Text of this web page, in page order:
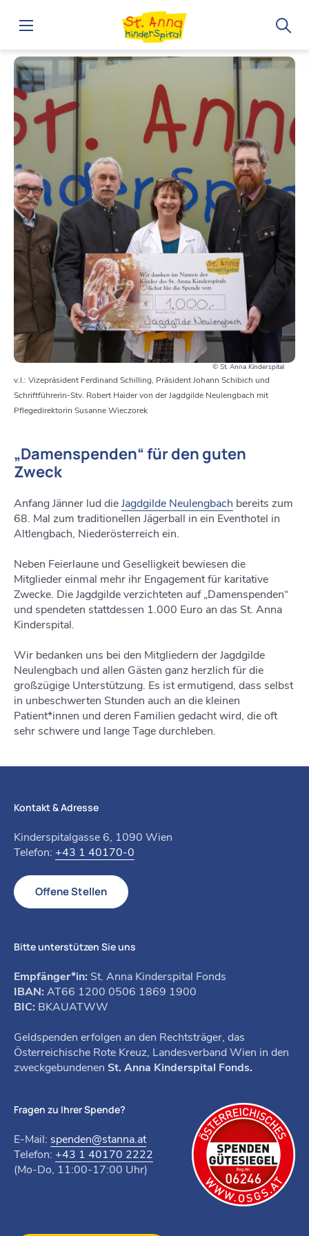
„Damenspenden“ für den guten Zweck
© St. Anna Kinderspital
v.l.: Vizepräsident Ferdinand Schilling, Präsident Johann Schibich und
Schriftführerin-Stv. Robert Haider von der Jagdgilde Neulengbach mit
Pflegedirektorin Susanne Wieczorek
„Damenspenden“ für den guten
Zweck
Anfang Jänner lud dieJagdgilde Neulengbach bereits zum
68. Mal zum traditionellen Jägerball in ein Eventhotel in
Altlengbach, Niederösterreich ein.
Neben Feierlaune und Geselligkeit bewiesen die
Mitglieder einmal mehr ihr Engagement für karitative
Zwecke. Die Jagdgilde verzichteten auf „Damenspenden“
und spendeten stattdessen 1.000 Euro an das St. Anna
Kinderspital.
Wir bedanken uns bei den Mitgliedern der Jagdgilde
Neulengbach und allen Gästen ganz herzlich für die
großzügige Unterstützung. Es ist ermutigend, dass selbst
in unbeschwerten Stunden auch an die kleinen
Patient*innen und deren Familien gedacht wird, die oft
sehr schwere und lange Tage durchleben.
Kontakt & Adresse
Kinderspitalgasse 6, 1090 Wien
Telefon: +43 1 40170-0
Offene Stellen
Bitte unterstützen Sie uns
Empfänger*in: St. Anna Kinderspital Fonds
IBAN: AT66 1200 0506 1869 1900
BIC: BKAUATWW
Geldspenden erfolgen an den Rechtsträger, das
Österreichische Rote Kreuz, Landesverband Wien in den
zweckgebundenen St. Anna Kinderspital Fonds.
Fragen zu Ihrer Spende?
E-Mail: spenden@stanna.at
Telefon: +43 1 40170 2222
(Mo-Do, 11:00-17:00 Uhr)